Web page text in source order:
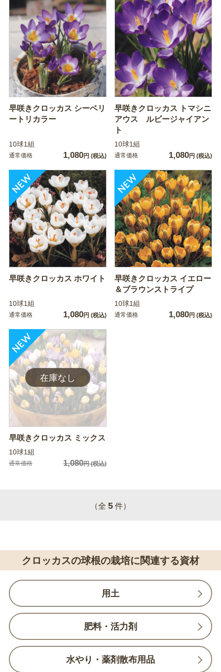
早咲きクロッカス シーベリ
ートリカラー
10球1組
通常価格 1,080円 (税込)
早咲きクロッカス トマシニ
アウス ルビージャイアン
ト
10球1組
通常価格 1,080円 (税込)
早咲きクロッカス ホワイト
10球1組
通常価格 1,080円 (税込)
早咲きクロッカス イエロー
＆ブラウンストライプ
10球1組
通常価格 1,080円 (税込)
早咲きクロッカス ミックス
10球1組
通常価格 1,080円(税込)
（全 5 件）
クロッカスの球根の栽培に関連する資材
用土
肥料・活力剤
水やり・薬剤散布用品